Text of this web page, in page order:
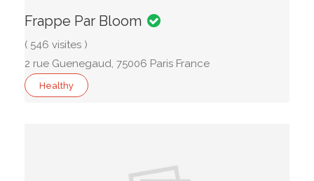
Frappe Par Bloom
( 546 visites )
2 rue Guenegaud, 75006 Paris France
Healthy